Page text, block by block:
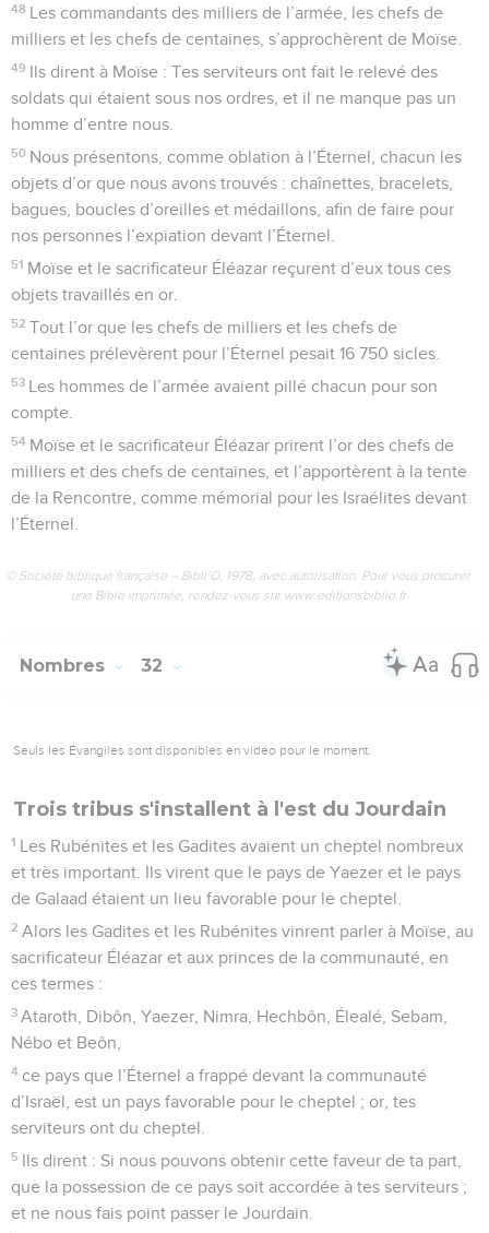
48 Les commandants des milliers de l’armée, les chefs de
milliers et les chefs de centaines, s’approchèrent de Moïse.
49 Ils dirent à Moïse : Tes serviteurs ont fait le relevé des
soldats qui étaient sous nos ordres, et il ne manque pas un
homme d’entre nous.
50 Nous présentons, comme oblation à l’Éternel, chacun les
objets d’or que nous avons trouvés : chaînettes, bracelets,
bagues, boucles d’oreilles et médaillons, afin de faire pour
nos personnes l’expiation devant l’Éternel.
51 Moïse et le sacrificateur Éléazar reçurent d’eux tous ces
objets travaillés en or.
52 Tout l’or que les chefs de milliers et les chefs de
centaines prélevèrent pour l’Éternel pesait 16 750 sicles.
53 Les hommes de l’armée avaient pillé chacun pour son
compte.
54 Moïse et le sacrificateur Éléazar prirent l’or des chefs de
milliers et des chefs de centaines, et l’apportèrent à la tente
de la Rencontre, comme mémorial pour les Israélites devant
l’Éternel.
© Société biblique française – Bibli’O, 1978, avec autorisation. Pour vous procurer
une Bible imprimée, rendez-vous sur www.editionsbiblio.fr
Nombres 32
Seuls les Évangiles sont disponibles en vidéo pour le moment.
Trois tribus s'installent à l'est du Jourdain
1 Les Rubénites et les Gadites avaient un cheptel nombreux
et très important. Ils virent que le pays de Yaezer et le pays
de Galaad étaient un lieu favorable pour le cheptel.
2 Alors les Gadites et les Rubénites vinrent parler à Moïse, au
sacrificateur Éléazar et aux princes de la communauté, en
ces termes :
3 Ataroth, Dibôn, Yaezer, Nimra, Hechbôn, Élealé, Sebam,
Nébo et Beôn,
4 ce pays que l’Éternel a frappé devant la communauté
d’Israël, est un pays favorable pour le cheptel ; or, tes
serviteurs ont du cheptel.
5 Ils dirent : Si nous pouvons obtenir cette faveur de ta part,
que la possession de ce pays soit accordée à tes serviteurs ;
et ne nous fais point passer le Jourdain.